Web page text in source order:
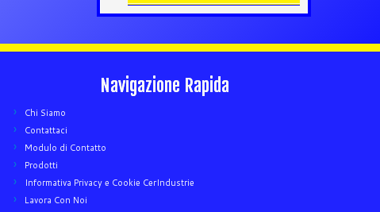
Navigazione Rapida
Chi Siamo
Contattaci
Modulo di Contatto
Prodotti
Informativa Privacy e Cookie CerIndustrie
Lavora Con Noi